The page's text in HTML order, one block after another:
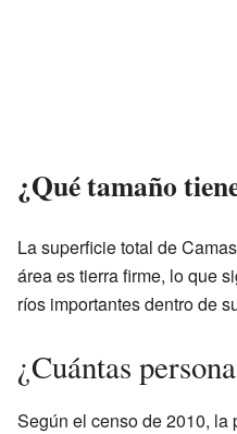
¿Qué tamaño
La superficie total de
área es tierra firme, lo que
ríos importantes dentro de
¿Cuántas
Según el censo de 2010, la